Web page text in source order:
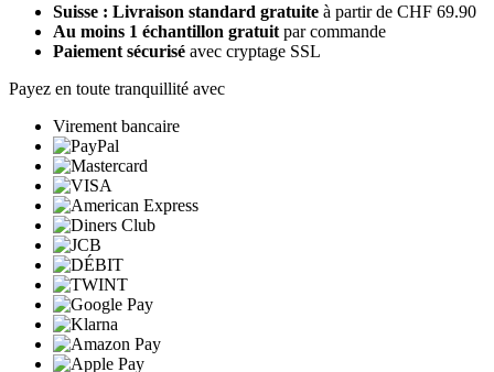
Suisse : Livraison standard gratuite à partir de CHF 69.90
Au moins 1 échantillon gratuit par commande
Paiement sécurisé avec cryptage SSL
Payez en toute tranquillité avec
Virement bancaire